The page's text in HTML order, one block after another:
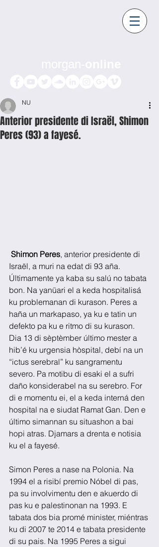
Anterior presidente di Israël, Shimon
Peres (93) a fayesé.
NU
Shimon Peres, anterior presidente di
Israël, a muri na edat di 93 aña.
Últimamente ya kaba su salú no tabata
bon. Na yanüari el a keda hospitalisá
ku problemanan di kurason. Peres a
haña un markapaso, ya ku e tatin un
defekto pa ku e ritmo di su kurason.
Dia 13 di sèptèmber último mester a
hib’é ku urgensia hòspital, debí na un
“ictus serebral” ku sangramentu
severo. Pa motibu di esaki el a sufri
daño konsiderabel na su serebro. For
di e momentu ei, el a keda interná den
hospital na e siudat Ramat Gan. Den e
último simannan su situashon a bai
hopi atras. Djamars a drenta e notisia
ku el a fayesé.
Simon Peres a nase na Polonia. Na
1994 el a risibí premio Nóbel di pas,
pa su involvimentu den e akuerdo di
pas ku e palestinonan na 1993. E
tabata dos bia promé minister, miéntras
ku di 2007 te 2014 e tabata presidente
di su pais. Na 1995 Peres a sigui